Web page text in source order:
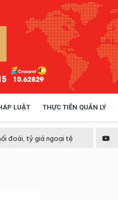
LUẬT THỰC TIỄN QUẢN LÝ
đoái, tỷ giá ngoại tệ